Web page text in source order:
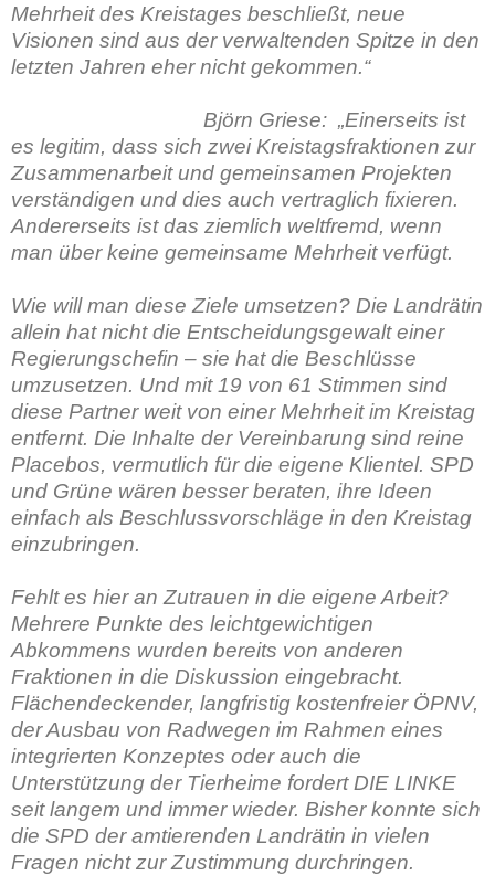
Mehrheit des Kreistages beschließt, neue
Visionen sind aus der verwaltenden Spitze in den
letzten Jahren eher nicht gekommen.“
Björn Griese: „Einerseits ist
es legitim, dass sich zwei Kreistagsfraktionen zur
Zusammenarbeit und gemeinsamen Projekten
verständigen und dies auch vertraglich fixieren.
Andererseits ist das ziemlich weltfremd, wenn
man über keine gemeinsame Mehrheit verfügt.
Wie will man diese Ziele umsetzen? Die Landrätin
allein hat nicht die Entscheidungsgewalt einer
Regierungschefin – sie hat die Beschlüsse
umzusetzen. Und mit 19 von 61 Stimmen sind
diese Partner weit von einer Mehrheit im Kreistag
entfernt. Die Inhalte der Vereinbarung sind reine
Placebos, vermutlich für die eigene Klientel. SPD
und Grüne wären besser beraten, ihre Ideen
einfach als Beschlussvorschläge in den Kreistag
einzubringen.
Fehlt es hier an Zutrauen in die eigene Arbeit?
Mehrere Punkte des leichtgewichtigen
Abkommens wurden bereits von anderen
Fraktionen in die Diskussion eingebracht.
Flächendeckender, langfristig kostenfreier ÖPNV,
der Ausbau von Radwegen im Rahmen eines
integrierten Konzeptes oder auch die
Unterstützung der Tierheime fordert DIE LINKE
seit langem und immer wieder. Bisher konnte sich
die SPD der amtierenden Landrätin in vielen
Fragen nicht zur Zustimmung durchringen.